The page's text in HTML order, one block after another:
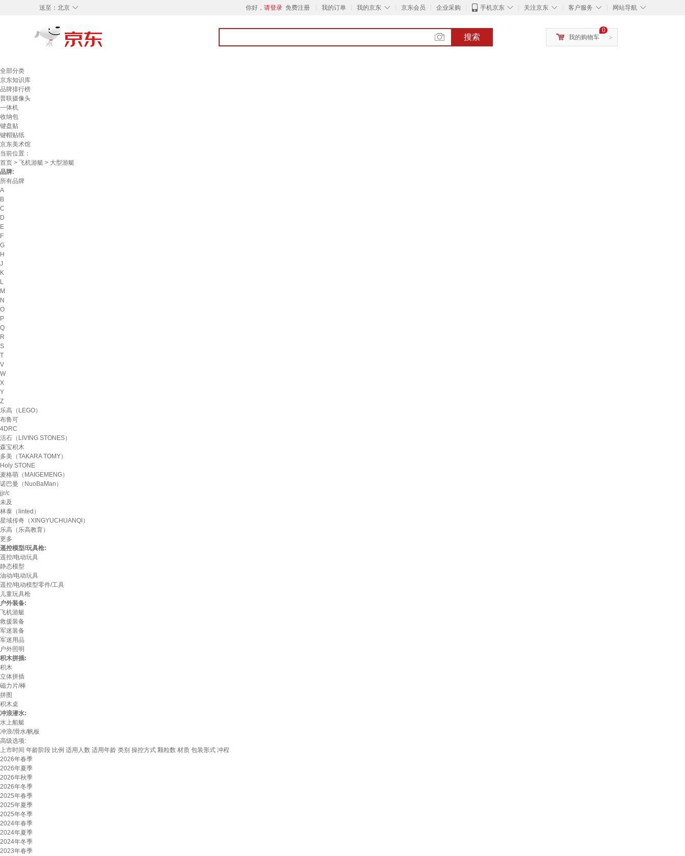
◇
送至： 北京 你好， 请登录 免费注册 我的订单 ◇
我的京东 京东会员 企业采购 ◇
手机京东 ◇
关注京东 ◇
客户服务 ◇
网站导航
搜索 >
0
我的购物车
全部分类
京东知识库
品牌排行榜
普联摄像头
一体机
收纳包
键盘贴
键帽贴纸
京东美术馆
当前位置：
首页 > 飞机游艇 > 大型游艇
品牌:
所有品牌
A
B
C
D
E
F
G
H
J
K
L
M
N
O
P
Q
R
S
T
V
W
X
Y
Z
乐高（LEGO）
布鲁可
4DRC
活石（LIVING STONES）
森宝积木
多美（TAKARA TOMY）
Holy STONE
麦格萌（MAIGEMENG）
诺巴曼（NuoBaMan）
jjr/c
未及
林泰（linted）
星域传奇（XINGYUCHUANQI）
乐高（乐高教育）
更多
遥控模型/玩具枪:
遥控/电动玩具
静态模型
油动/电动玩具
遥控/电动模型零件/工具
儿童玩具枪
户外装备:
飞机游艇
救援装备
军迷装备
军迷用品
户外照明
积木拼插:
积木
立体拼插
磁力片/棒
拼图
积木桌
冲浪潜水:
水上船艇
冲浪/滑水/帆板
高级选项:
上市时间 年龄阶段 比例 适用人数 适用年龄 类别 操控方式 颗粒数 材质 包装形式 冲程
2026年春季
2026年夏季
2026年秋季
2026年冬季
2025年春季
2025年夏季
2025年冬季
2024年春季
2024年夏季
2024年冬季
2023年春季